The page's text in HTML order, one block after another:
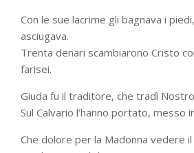
Con le sue lacrime gli bagnava i
asciugava.
Trenta denari scambiarono Cristo
farisei.
Giuda fu il traditore, che tradì
Sul Calvario l’hanno portato, messo
Che dolore per la Madonna vedere il